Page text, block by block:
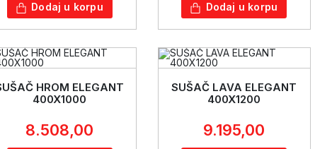
Dodaj u korpu Dodaj u korpu
HROM ELEGANT
400X1000
8.508,00
SUŠAČ LAVA ELEGANT
400X1200
9.195,00